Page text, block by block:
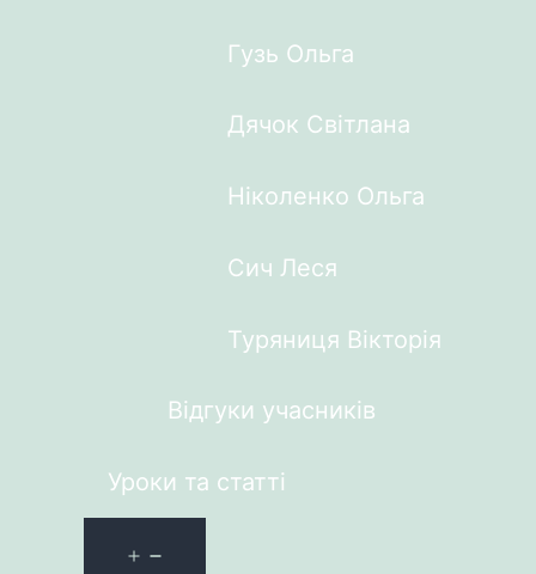
Гузь Ольга
Дячок Світлана
Ніколенко Ольга
Сич Леся
Туряниця Вікторія
Відгуки учасників
Уроки та статті